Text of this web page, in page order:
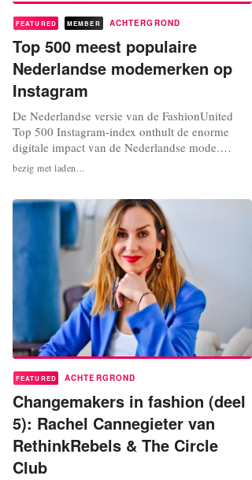
FEATURED MEMBER ACHTERGROND
Top 500 meest populaire
Nederlandse modemerken op
Instagram
De Nederlandse versie van de FashionUnited
Top 500 Instagram-index onthult de enorme
digitale impact van de Nederlandse mode.
Nederlandse merken die bij multibrand retailers
schitteren, domineren ook online. G-Star RAW
voet gevolgd door het iconische Viktor & Rolf.
Naast gevestigde namen bewijzen...
bezig met laden...
FEATURED ACHTERGROND
Changemakers in fashion (deel
5): Rachel Cannegieter van
RethinkRebels & The Circle
Club